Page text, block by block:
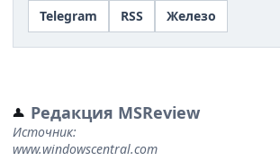
Telegram
RSS Железо
Редакция MSReview
Источник:
www.windowscentral.com